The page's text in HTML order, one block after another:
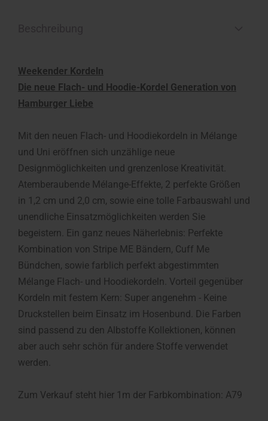
Weekender Kordeln
Die neue Flach- und Hoodie-Kordel Generation von
Hamburger Liebe
Mit den neuen Flach- und Hoodiekordeln in Mélange
und Uni eröffnen sich unzählige neue
Designmöglichkeiten und grenzenlose Kreativität.
Atemberaubende Mélange-Effekte, 2 perfekte Größen
in 1,2 cm und 2,0 cm, sowie eine tolle Farbauswahl und
unendliche Einsatzmöglichkeiten werden Sie
begeistern. Ein ganz neues Näherlebnis: Perfekte
Kombination von Stripe ME Bändern, Cuff Me
Bündchen, sowie farblich perfekt abgestimmten
Mélange Flach- und Hoodiekordeln. Vorteil gegenüber
Kordeln mit festem Kern: Super angenehm - Keine
Druckstellen beim Einsatz im Hosenbund. Die Farben
sind passend zu den Albstoffe Kollektionen, können
aber auch sehr schön für andere Stoffe verwendet
werden.
Zum Verkauf steht hier 1m der Farbkombination: A79